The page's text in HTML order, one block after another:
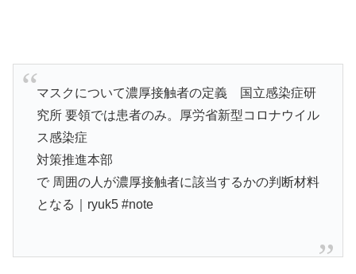
マスクについて濃厚接触者の定義 国立感染症研
究所 要領では患者のみ。厚労省新型コロナウイル
ス感染症
対策推進本部
で 周囲の人が濃厚接触者に該当するかの判断材料
となる｜ryuk5 #note